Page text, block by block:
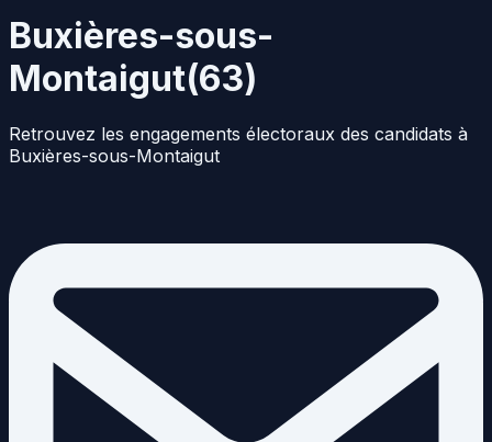
Buxières-sous-
Montaigut(63)
Retrouvez les engagements électoraux des candidats à
Buxières-sous-Montaigut